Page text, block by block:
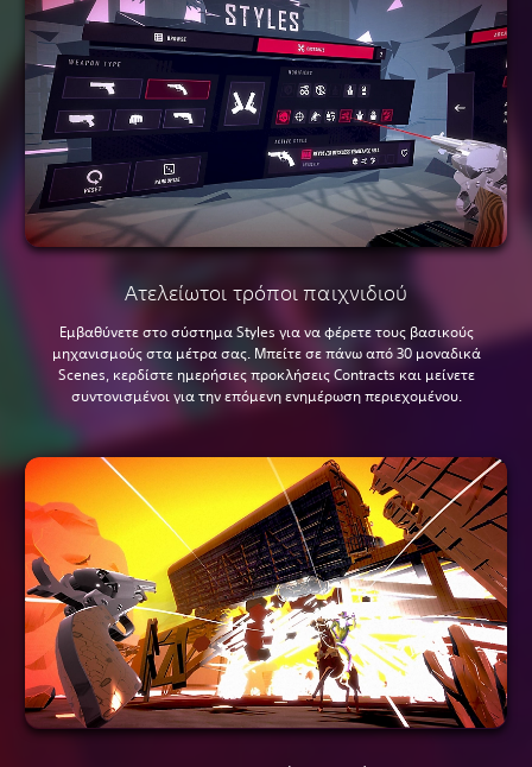
Ατελείωτοι τρόποι παιχνιδιού
Εμβαθύνετε στο σύστημα Styles για να φέρετε τους βασικούς
μηχανισμούς στα μέτρα σας. Μπείτε σε πάνω από 30 μοναδικά
Scenes, κερδίστε ημερήσιες προκλήσεις Contracts και μείνετε
συντονισμένοι για την επόμενη ενημέρωση περιεχομένου.